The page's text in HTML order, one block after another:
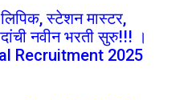
स्टेशन मास्टर,
नवीन भरती सुरु!!! ।
Recruitment 2025